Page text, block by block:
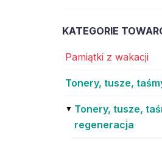
KATEGORIE
Pamiątki z wakacji
Tonery, tusze,
Tonery, tusze,
regeneracja